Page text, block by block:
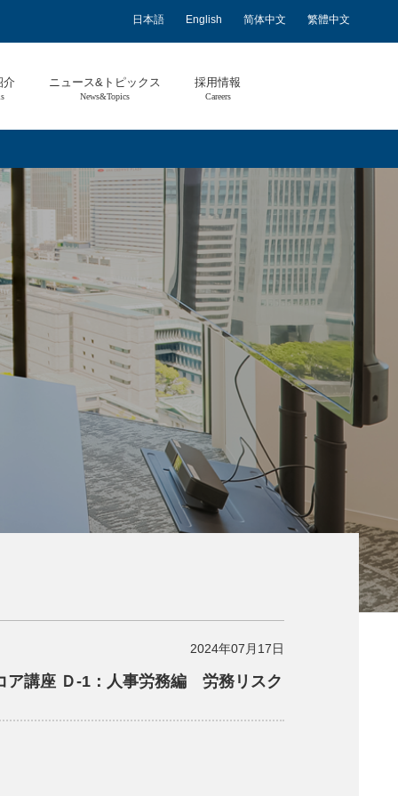
日本語 English 简体中文 繁體中文
介 ニュース&トピックス
News&Topics
採用情報
Careers
2024年07月17日
講座 Ｄ-1：人事労務編 労務リスク